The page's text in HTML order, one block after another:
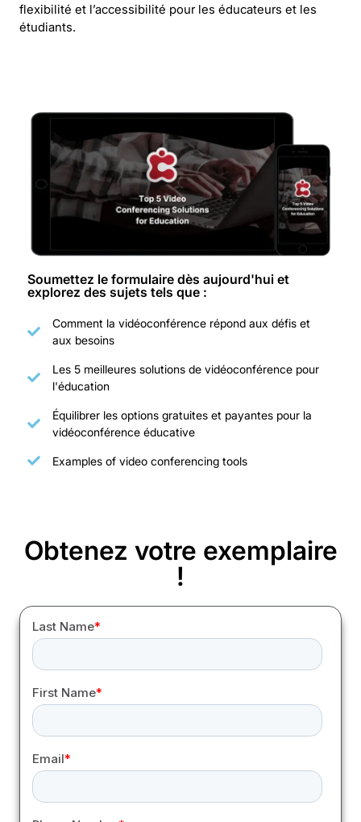
flexibilité et l’accessibilité pour les éducateurs et les
étudiants.
Soumettez le formulaire dès aujourd'hui et
explorez des sujets tels que :
Comment la vidéoconférence répond aux défis et
aux besoins
Les 5 meilleures solutions de vidéoconférence pour
l'éducation
Équilibrer les options gratuites et payantes pour la
vidéoconférence éducative
Examples of video conferencing tools
Obtenez votre exemplaire
!